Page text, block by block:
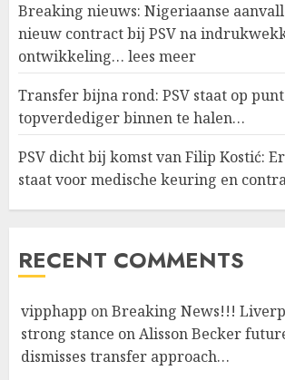
Breaking nieuws: Nigeriaanse
nieuw contract bij PSV na
ontwikkeling… lees meer
Transfer bijna rond: PSV staat op punt
topverdediger binnen te halen…
PSV dicht bij komst van Filip Kostić:
staat voor medische keuring en
RECENT COMMENTS
vipphapp onBreaking News!!!
strong stance on Alisson Becker
dismisses transfer approach…